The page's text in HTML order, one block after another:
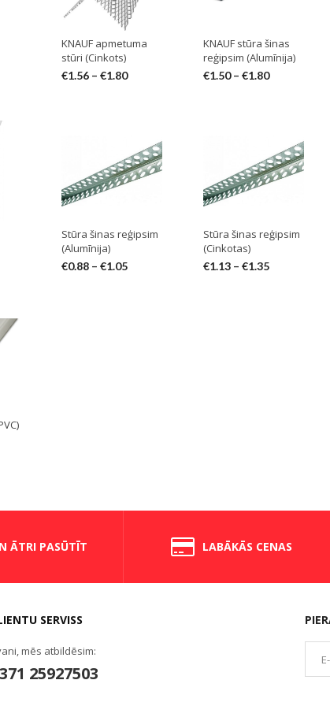
KNAUF apmetuma
stūri (Cinkots)
€1.56 – €1.80
KNAUF stūra šinas
reģipsim (Alumīnija)
€1.50– €1.80
Stūra šinas reģipsim
(Alumīnija)
€0.88 – €1.05
Stūra šinas reģipsim
(Cinkotas)
€1.13 – €1.35
ĀTRI PASŪTĪT LABĀKĀS CENAS
SERVISS
mēs atbildēsim:
25927503